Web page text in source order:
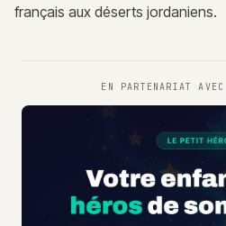
français aux déserts jordaniens.
EN PARTENARIAT AVEC